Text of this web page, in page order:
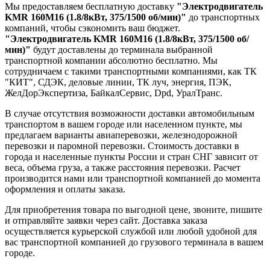
Мы предоставляем бесплатную доставку "Электродвигатель
KMR 160M16 (1.8/8кВт, 375/1500 об/мин)" до транспортных
компаний, чтобы сэкономить ваш бюджет.
"Электродвигатель KMR 160M16 (1.8/8кВт, 375/1500 об/
мин)" будут доставлены до терминала выбранной
транспортной компании абсолютно бесплатно. Мы
сотрудничаем с такими транспортными компаниями, как ТК
"КИТ", СДЭК, деловые линии, ТК луч, энергия, ПЭК,
ЖелДорЭкспертиза, БайкалСервис, Dpd, УралТранс.
В случае отсутствия возможности доставки автомобильным
транспортом в вашем городе или населенном пункте, мы
предлагаем варианты авиаперевозки, железнодорожной
перевозки и паромной перевозки. Стоимость доставки в
города и населенные пункты России и стран СНГ зависит от
веса, объема груза, а также расстояния перевозки. Расчет
производится нами или транспортной компанией до момента
оформления и оплаты заказа.
Для приобретения товара по выгодной цене, звоните, пишите
и отправляйте заявки через сайт. Доставка заказа
осуществляется курьерской службой или любой удобной для
вас транспортной компанией до грузового терминала в вашем
городе.